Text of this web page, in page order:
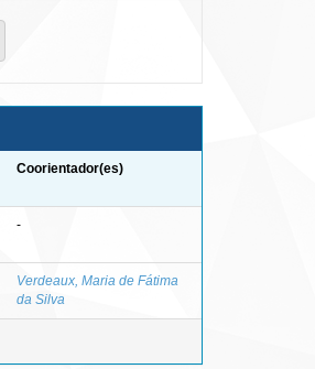
Coorientador(es)
-
Verdeaux, Maria de Fátima
da Silva